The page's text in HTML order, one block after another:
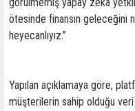
ötesinde finansın geleceğini
heyecanlıyız.”
Yapılan açıklamaya göre,
müşterilerin sahip olduğu